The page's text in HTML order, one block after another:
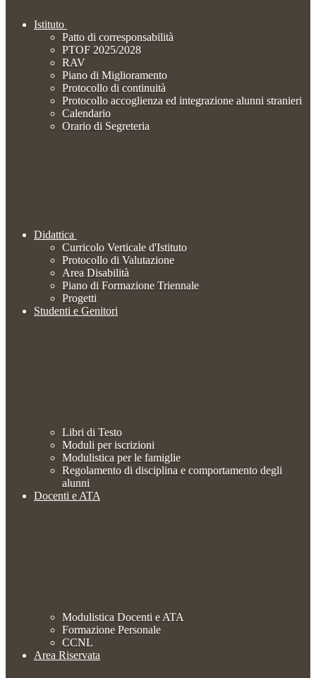
Istituto
Patto di corresponsabilità
PTOF 2025/2028
RAV
Piano di Miglioramento
Protocollo di continuità
Protocollo accoglienza ed integrazione alunni stranieri
Calendario
Orario di Segreteria
Didattica
Curricolo Verticale d'Istituto
Protocollo di Valutazione
Area Disabilità
Piano di Formazione Triennale
Progetti
Studenti e Genitori
Libri di Testo
Moduli per iscrizioni
Modulistica per le famiglie
Regolamento di disciplina e comportamento degli
alunni
Docenti e ATA
Modulistica Docenti e ATA
Formazione Personale
CCNL
Area Riservata